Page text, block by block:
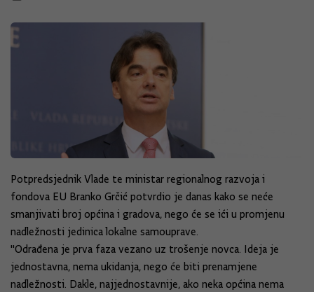
Potpredsjednik Vlade te ministar regionalnog razvoja i
fondova EU Branko Grčić potvrdio je danas kako se neće
smanjivati broj općina i gradova, nego će se ići u promjenu
nadležnosti jedinica lokalne samouprave.
"Odrađena je prva faza vezano uz trošenje novca. Ideja je
jednostavna, nema ukidanja, nego će biti prenamjene
nadležnosti. Dakle, najjednostavnije, ako neka općina nema